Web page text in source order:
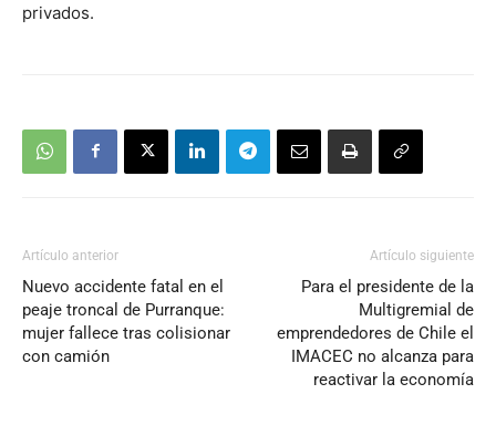
privados.
Artículo anterior
Nuevo accidente fatal en el
peaje troncal de Purranque:
mujer fallece tras colisionar
con camión
Artículo siguiente
Para el presidente de la
Multigremial de
emprendedores de Chile el
IMACEC no alcanza para
reactivar la economía